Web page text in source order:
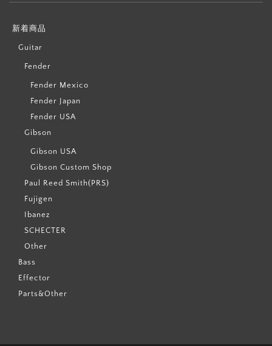
新着商品
Guitar
Fender
Fender Mexico
Fender Japan
Fender USA
Gibson
Gibson USA
Gibson Custom Shop
Paul Reed Smith(PRS)
Fujigen
Ibanez
SCHECTER
Other
Bass
Effector
Parts&Other